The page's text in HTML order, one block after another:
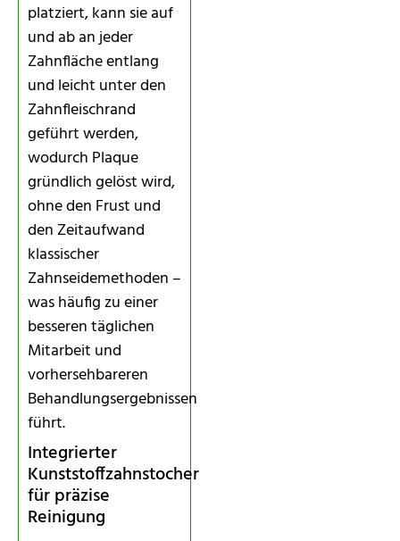
platziert, kann sie auf
und ab an jeder
Zahnfläche entlang
und leicht unter den
Zahnfleischrand
geführt werden,
wodurch Plaque
gründlich gelöst wird,
ohne den Frust und
den Zeitaufwand
klassischer
Zahnseidemethoden –
was häufig zu einer
besseren täglichen
Mitarbeit und
vorhersehbareren
Behandlungsergebnissen
führt.
Integrierter
Kunststoffzahnstocher
für präzise
Reinigung